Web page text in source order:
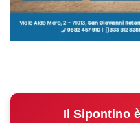
Il Sipontino